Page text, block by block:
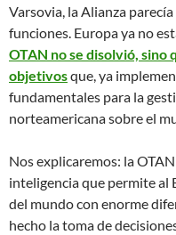
Varsovia, la Alianza
funciones. Europa ya no
OTAN no se disolvió, sino
objetivosque, ya
fundamentales para la
norteamericana sobre el
Nos explicaremos: la
inteligencia que permite al
del mundo con enorme
hecho la toma de